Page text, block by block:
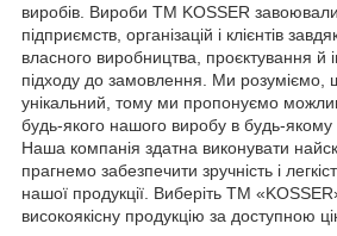
виробів. Вироби ТМ KOSSER завоювали
підприємств, організацій і клієнтів
власного виробництва, проєктування й
підходу до замовлення. Ми розуміємо,
унікальний, тому ми пропонуємо
будь-якого нашого виробу в будь-якому
Наша компанія здатна виконувати
прагнемо забезпечити зручність і
нашої продукції. Виберіть ТМ
високоякісну продукцію за доступною